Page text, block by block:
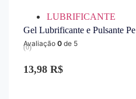
LUBRIFICANTE
Gel Lubrificante e Pulsante Pe
Avaliação 0 de 5
(0)
13,98 R$